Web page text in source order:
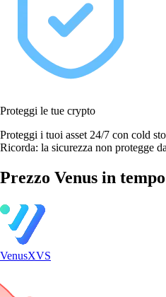
Proteggi le tue crypto
Proteggi i tuoi asset 24/7 con cold
Ricorda: la sicurezza non protegge
Prezzo Venus in
VenusXVS